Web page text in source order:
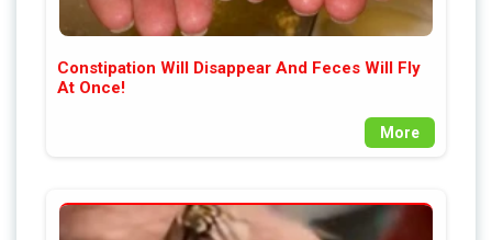
Constipation Will Disappear And Feces Will Fly
At Once!
More